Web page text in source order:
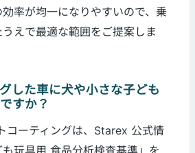
率が均一になりやすいので、乗
えで最適な範囲をご提案しま
した車に犬や小さな子ども
すか？
コーティングは、Starex 公式情